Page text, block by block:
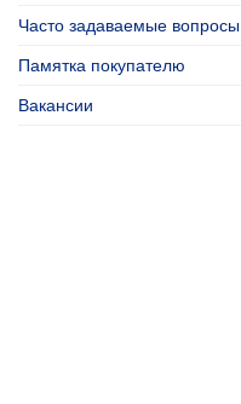
Часто задаваемые вопросы
Памятка покупателю
Вакансии